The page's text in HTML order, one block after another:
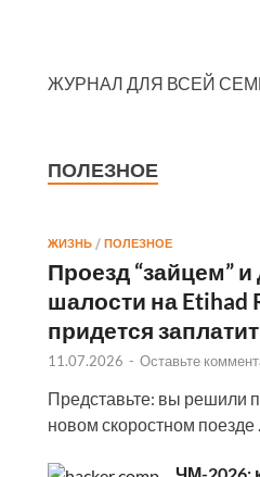
ЖУРНАЛ ДЛЯ ВСЕЙ
ПОЛЕЗНОЕ
ЖИЗНЬ /ПОЛЕЗНОЕ
Проезд “зайцем” и
шалости на Etihad
придется
11.07.2026 - Оставьте
Представьте: вы решили
новом скоростном поезде